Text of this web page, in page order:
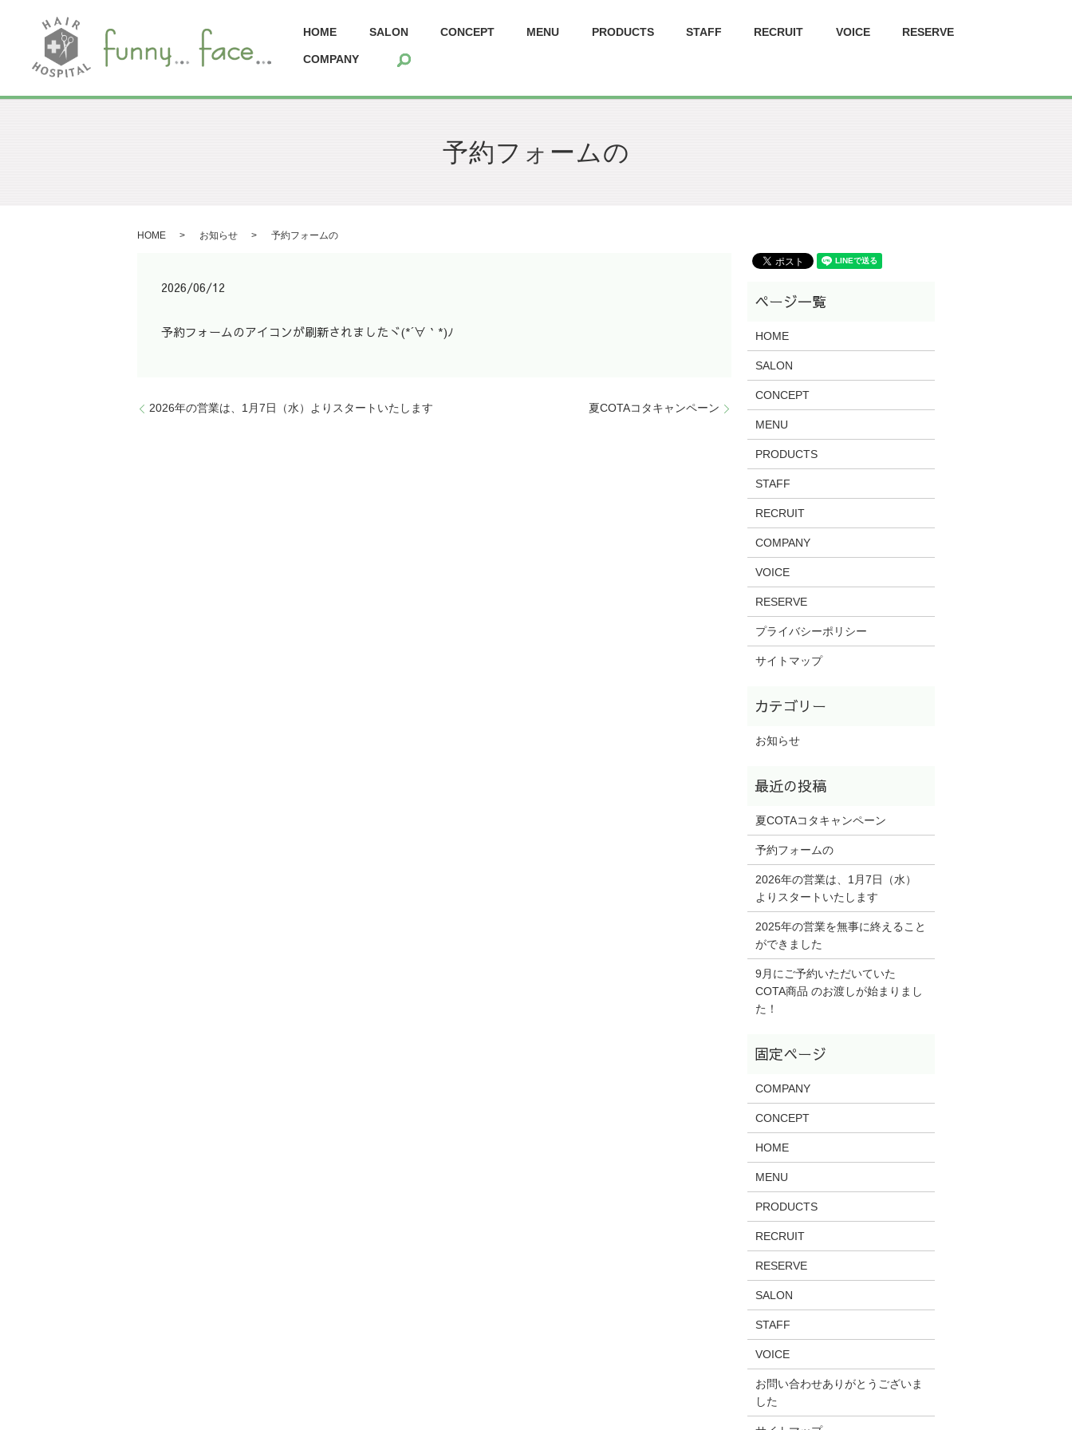
HOME SALON CONCEPT MENU PRODUCTS STAFF RECRUIT VOICE RESERVE
COMPANY
予約フォームの
HOME お知らせ 予約フォームの
2026/06/12
予約フォームのアイコンが刷新されましたヾ(*´∀｀*)ﾉ
2026年の営業は、1月7日（水）よりスタートいたします 夏COTAコタキャンペーン
HOME
SALON
CONCEPT
MENU
PRODUCTS
STAFF
RECRUIT
COMPANY
VOICE
RESERVE
プライバシーポリシー
サイトマップ
お知らせ
夏COTAコタキャンペーン
予約フォームの
2026年の営業は、1月7日（水）
よりスタートいたします
2025年の営業を無事に終えること
ができました
9月にご予約いただいていた
COTA商品 のお渡しが始まりまし
た！
COMPANY
CONCEPT
HOME
MENU
PRODUCTS
RECRUIT
RESERVE
SALON
STAFF
VOICE
お問い合わせありがとうございま
した